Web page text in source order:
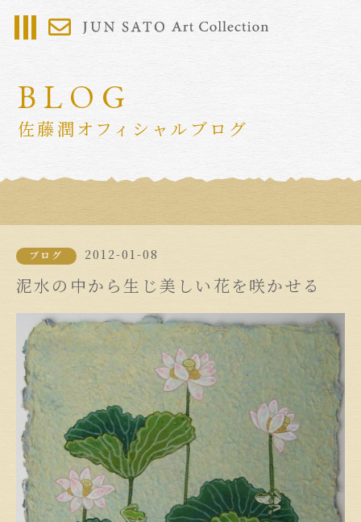
BLOG
佐藤潤オフィシャルブログ
ブログ 2012-01-08
泥水の中から生じ美しい花を咲かせる